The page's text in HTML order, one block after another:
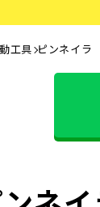
工具 ピンネイラ